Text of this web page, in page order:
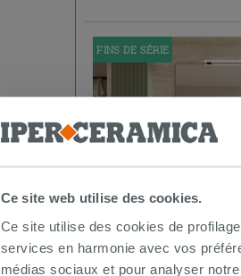
Ce site web utilise des cookies.
Ce site utilise des cookies de
services en harmonie avec vos
médias sociaux et pour analyser
FINS DE SÉRIE
Meuble salle de bains